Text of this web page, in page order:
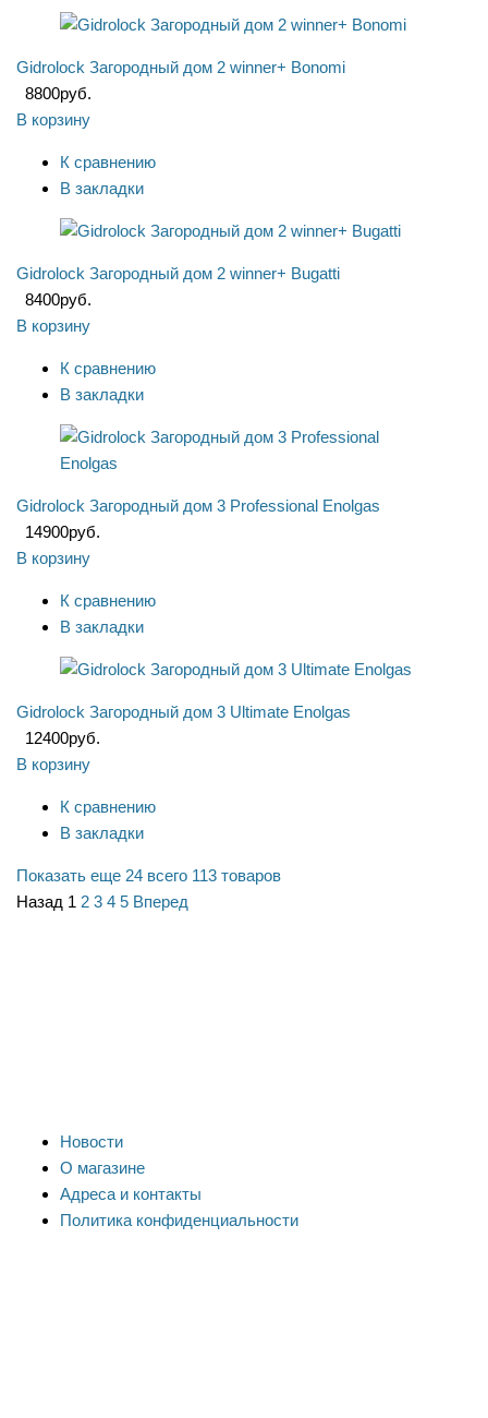
Gidrolock Загородный дом 2 winner+ Bonomi
8800руб.
В корзину
К сравнению
В закладки
Gidrolock Загородный дом 2 winner+ Bugatti
8400руб.
В корзину
К сравнению
В закладки
Gidrolock Загородный дом 3 Professional Enolgas
14900руб.
В корзину
К сравнению
В закладки
Gidrolock Загородный дом 3 Ultimate Enolgas
12400руб.
В корзину
К сравнению
В закладки
Показать еще 24 всего 113 товаров
Назад 1 2 3 4 5 Вперед
Новости
О магазине
Адреса и контакты
Политика конфиденциальности